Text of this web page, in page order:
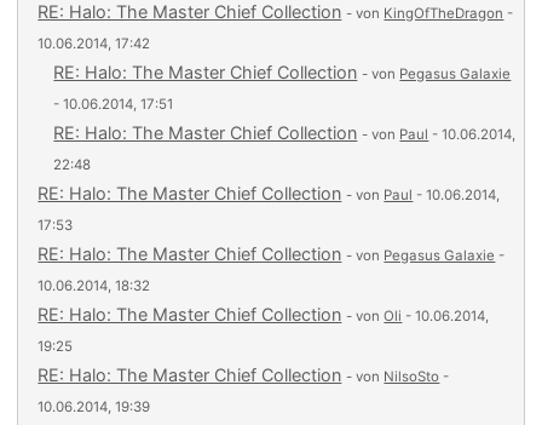
RE: Halo: The Master Chief Collection - von KingOfTheDragon -
10.06.2014, 17:42
RE: Halo: The Master Chief Collection - von Pegasus Galaxie
- 10.06.2014, 17:51
RE: Halo: The Master Chief Collection - von Paul - 10.06.2014,
22:48
RE: Halo: The Master Chief Collection - von Paul - 10.06.2014,
17:53
RE: Halo: The Master Chief Collection - von Pegasus Galaxie -
10.06.2014, 18:32
RE: Halo: The Master Chief Collection - vonOli - 10.06.2014,
19:25
RE: Halo: The Master Chief Collection - von NilsoSto -
10.06.2014, 19:39